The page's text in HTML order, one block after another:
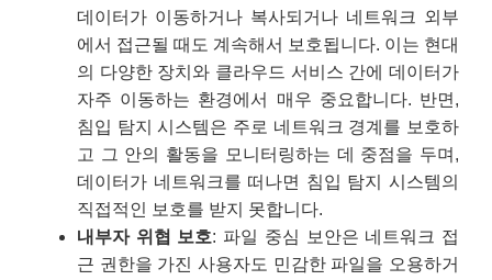
데이터가 이동하거나 복사되거나 네트워크 외부
에서 접근될 때도 계속해서 보호됩니다. 이는 현대
의 다양한 장치와 클라우드 서비스 간에 데이터가
자주 이동하는 환경에서 매우 중요합니다. 반면,
침입 탐지 시스템은 주로 네트워크 경계를 보호하
고 그 안의 활동을 모니터링하는 데 중점을 두며,
데이터가 네트워크를 떠나면 침입 탐지 시스템의
직접적인 보호를 받지 못합니다.
내부자 위협 보호: 파일 중심 보안은 네트워크 접
근 권한을 가진 사용자도 민감한 파일을 오용하거